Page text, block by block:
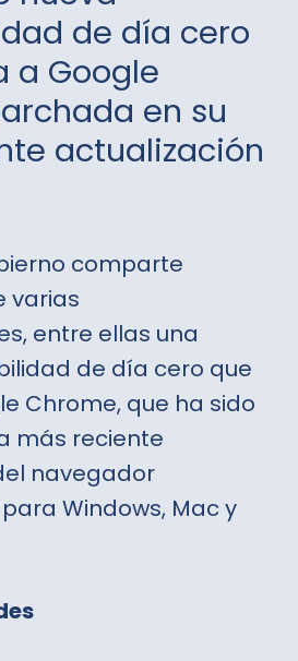
de día cero
a Google
en su
actualización
comparte
varias
entre ellas una
de día cero que
Chrome, que ha sido
más reciente
navegador
para Windows, Mac y